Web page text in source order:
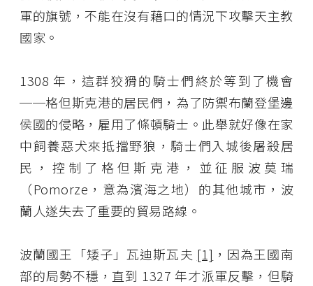
軍的旗號，不能在沒有藉口的情況下攻擊天主教
國家。
1308 年，這群狡猾的騎士們終於等到了機會
──格但斯克港的居民們，為了防禦布蘭登堡邊
侯國的侵略，雇用了條頓騎士。此舉就好像在家
中飼養惡犬來抵擋野狼，騎士們入城後屠殺居
民，控制了格但斯克港，並征服波莫瑞
（Pomorze，意為濱海之地）的其他城市，波
蘭人遂失去了重要的貿易路線。
波蘭國王「矮子」瓦迪斯瓦夫 [1] ，因為王國南
部的局勢不穩，直到 1327 年才派軍反擊，但騎